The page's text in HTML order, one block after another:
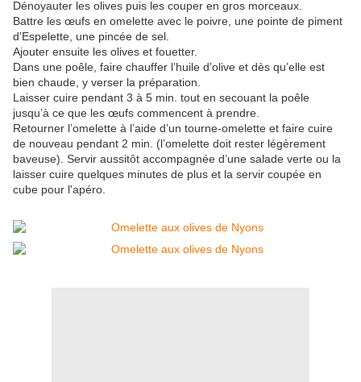
Dénoyauter les olives puis les couper en gros morceaux.
Battre les œufs en omelette avec le poivre, une pointe de piment
d’Espelette, une pincée de sel.
Ajouter ensuite les olives et fouetter.
Dans une poêle, faire chauffer l’huile d’olive et dès qu’elle est
bien chaude, y verser la préparation.
Laisser cuire pendant 3 à 5 min. tout en secouant la poêle
jusqu’à ce que les œufs commencent à prendre.
Retourner l’omelette à l’aide d’un tourne-omelette et faire cuire
de nouveau pendant 2 min. (l’omelette doit rester légèrement
baveuse). Servir aussitôt accompagnée d’une salade verte ou la
laisser cuire quelques minutes de plus et la servir coupée en
cube pour l'apéro.